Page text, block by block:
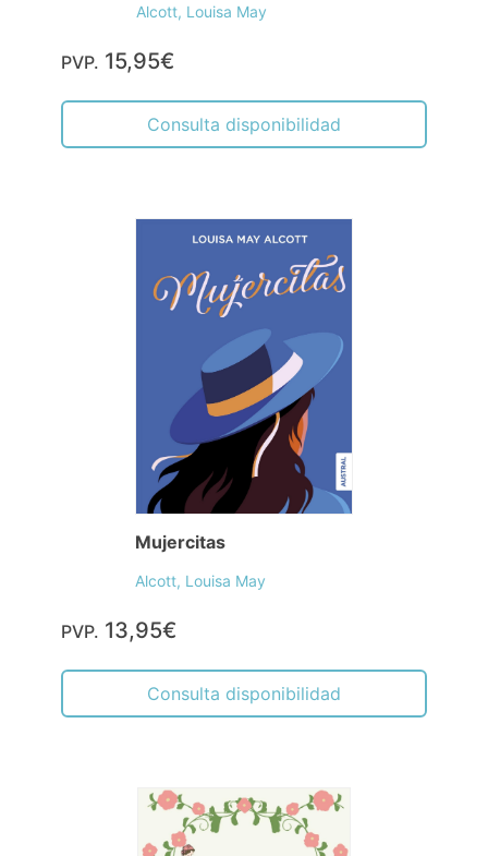
Alcott, Louisa May
PVP. 15,95€
Consulta disponibilidad
Mujercitas
Alcott, Louisa May
PVP. 13,95€
Consulta disponibilidad